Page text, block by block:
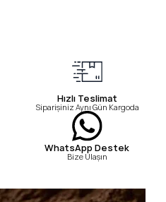
Hızlı Teslimat
Siparişiniz Aynı Gün Kargoda
WhatsApp Destek
Bize Ulaşın